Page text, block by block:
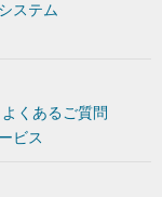
ステム
よくあるご質問
ビス